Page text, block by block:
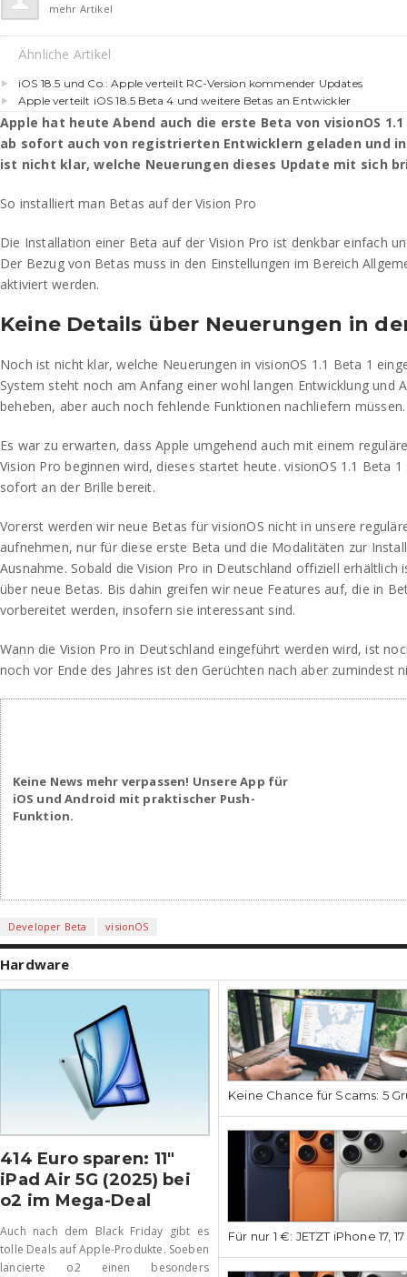
mehr Artikel
Ähnliche Artikel
iOS 18.5 und Co.: Apple verteilt RC-Version kommender Updates
Apple verteilt iOS 18.5 Beta 4 und weitere Betas an Entwickler
Apple hat heute Abend auch die erste Beta von visionOS
ab sofort auch von registrierten Entwicklern geladen und
ist nicht klar, welche Neuerungen dieses Update mit sich
So installiert man Betas auf der Vision Pro
Die Installation einer Beta auf der Vision Pro ist denkbar einfach
Der Bezug von Betas muss in den Einstellungen im Bereich
aktiviert werden.
Keine Details über Neuerungen in
Noch ist nicht klar, welche Neuerungen in visionOS 1.1 Beta 1
System steht noch am Anfang einer wohl langen Entwicklung und
beheben, aber auch noch fehlende Funktionen nachliefern müssen.
Es war zu erwarten, dass Apple umgehend auch mit einem
Vision Pro beginnen wird, dieses startet heute. visionOS 1.1 Beta
sofort an der Brille bereit.
Vorerst werden wir neue Betas für visionOS nicht in unsere
aufnehmen, nur für diese erste Beta und die Modalitäten zur
Ausnahme. Sobald die Vision Pro in Deutschland offiziell erhältlich
über neue Betas. Bis dahin greifen wir neue Features auf, die in
vorbereitet werden, insofern sie interessant sind.
Wann die Vision Pro in Deutschland eingeführt werden wird, ist
noch vor Ende des Jahres ist den Gerüchten nach aber zumindest
Keine News mehr verpassen! Unsere App für
iOS und Android mit praktischer Push-
Funktion.
Developer Beta visionOS
Hardware
414 Euro sparen: 11″
iPad Air 5G (2025) bei
o2 im Mega-Deal
Auch nach dem Black Friday gibt es
tolle Deals auf Apple-Produkte. Soeben
lancierte o2 einen besonders
Keine Chance für Scams: 5
Für nur 1 €: JETZT iPhone 17,